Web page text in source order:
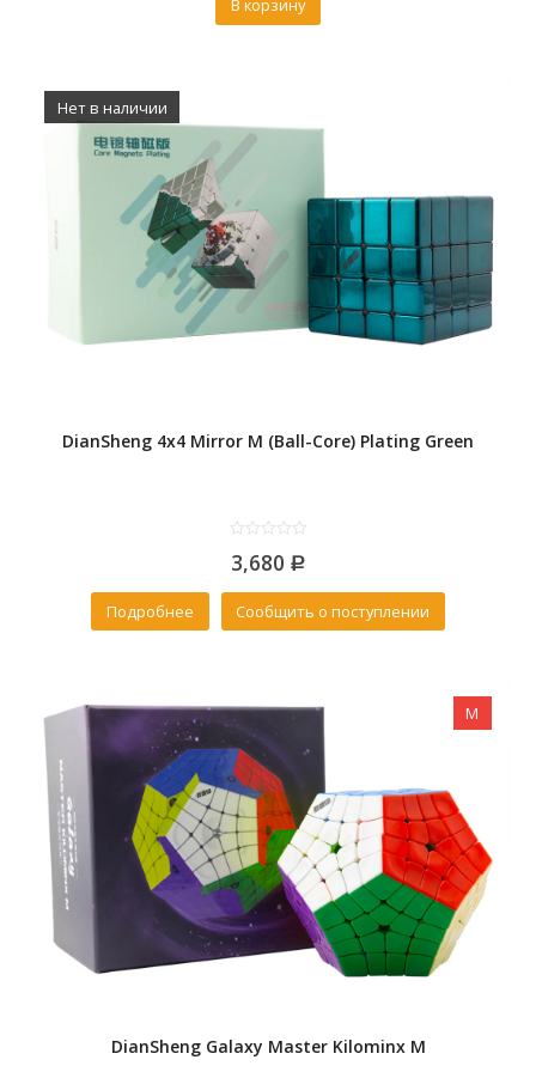
В корзину
Нет в наличии
DianSheng 4x4 Mirror M (Ball-Core) Plating Green
out
5
3,680 Р
Подробнее Сообщить о поступлении
M
DianSheng Galaxy Master Kilominx M